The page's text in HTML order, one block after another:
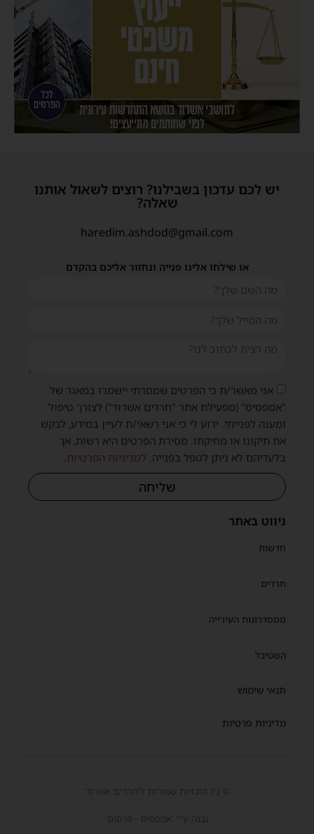
ניווט באתר
חדשות
חרדים
ממסדרונות העירייה
השטיבל
תנאי שימוש
מדיניות פרטיות
יש לכם עדכון בשבילנו? רוצים לשאול אותנו
שאלה?
haredim.ashdod@gmail.com
או שילחו אלינו פנייה ונחזור אליכם בהקדם
אני מאשר/ת כי הפרטים שמסרתי יישמרו במאגר של
"אמפסיס" (מפעילת אתר "חרדים אשדוד") לצורך טיפול
ומענה לפנייתי. ידוע לי כי אני רשאי/ת לעיין במידע, לבקש
את תיקונו או מחיקתו. מסירת הפרטים היא רשות, אך
בלעדיהם לא ניתן לטפל בפנייה. למדיניות הפרטיות.
שליחה
© כל הזכויות שמורות ל'חרדים אשדוד'
נבנה ע"י 'אמפסיס - פרסום'